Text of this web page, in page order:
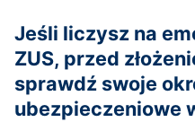
Jeśli liczysz na
ZUS, przed
sprawdź swoje
ubezpieczeniowe